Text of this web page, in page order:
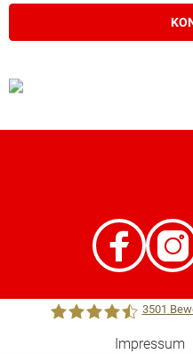
3501
Impressum